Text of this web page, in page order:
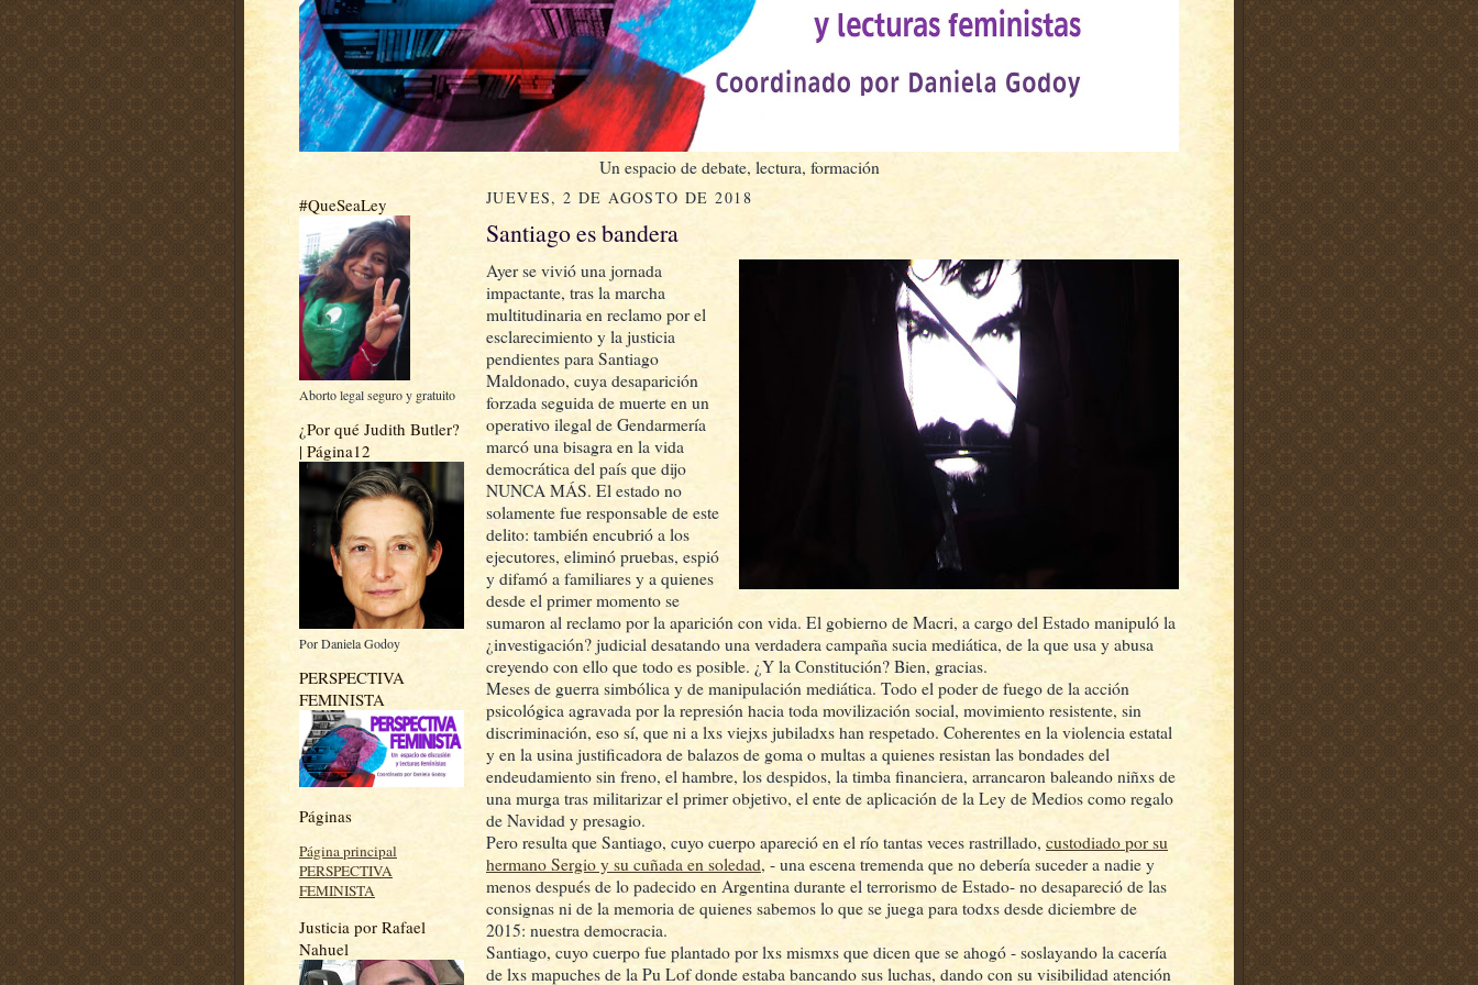
Un espacio de debate, lectura, formación
#QueSeaLey
Aborto legal seguro y gratuito
¿Por qué Judith Butler?
| Página12
Por Daniela Godoy
PERSPECTIVA
FEMINISTA
Páginas
Página principal
PERSPECTIVA
FEMINISTA
Justicia por Rafael
Nahuel
JUEVES, 2 DE AGOSTO DE 2018
Santiago es bandera
Ayer se vivió una jornada
impactante, tras la marcha
multitudinaria en reclamo por el
esclarecimiento y la justicia
pendientes para Santiago
Maldonado, cuya desaparición
forzada seguida de muerte en un
operativo ilegal de Gendarmería
marcó una bisagra en la vida
democrática del país que dijo
NUNCA MÁS. El estado no
solamente fue responsable de este
delito: también encubrió a los
ejecutores, eliminó pruebas, espió
y difamó a familiares y a quienes
desde el primer momento se
sumaron al reclamo por la aparición con vida. El gobierno de Macri, a cargo del Estado manipuló la
¿investigación? judicial desatando una verdadera campaña sucia mediática, de la que usa y abusa
creyendo con ello que todo es posible. ¿Y la Constitución? Bien, gracias.
Meses de guerra simbólica y de manipulación mediática. Todo el poder de fuego de la acción
psicológica agravada por la represión hacia toda movilización social, movimiento resistente, sin
discriminación, eso sí, que ni a lxs viejxs jubiladxs han respetado. Coherentes en la violencia estatal
y en la usina justificadora de balazos de goma o multas a quienes resistan las bondades del
endeudamiento sin freno, el hambre, los despidos, la timba financiera, arrancaron baleando niñxs de
una murga tras militarizar el primer objetivo, el ente de aplicación de la Ley de Medios como regalo
de Navidad y presagio.
Pero resulta que Santiago, cuyo cuerpo apareció en el río tantas veces rastrillado, custodiado por su
hermano Sergio y su cuñada en soledad, - una escena tremenda que no debería suceder a nadie y
menos después de lo padecido en Argentina durante el terrorismo de Estado- no desapareció de las
consignas ni de la memoria de quienes sabemos lo que se juega para todxs desde diciembre de
2015: nuestra democracia.
Santiago, cuyo cuerpo fue plantado por lxs mismxs que dicen que se ahogó - soslayando la cacería
de lxs mapuches de la Pu Lof donde estaba bancando sus luchas, dando con su visibilidad atención